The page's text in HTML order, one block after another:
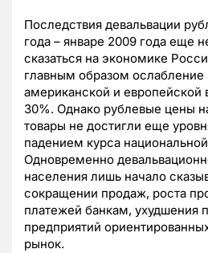
Последствия девальвации
года – январе 2009 года еще
сказаться на экономике
главным образом ослабление
американской и европейской
30%. Однако рублевые цены
товары не достигли еще
падением курса
Одновременно
населения лишь начало
сокращении продаж, роста
платежей банкам, ухудшения
предприятий
рынок.